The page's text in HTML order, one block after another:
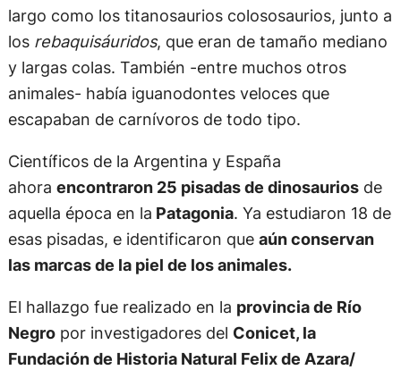
largo como los titanosaurios colososaurios, junto a
los rebaquisáuridos, que eran de tamaño mediano
y largas colas. También -entre muchos otros
animales- había iguanodontes veloces que
escapaban de carnívoros de todo tipo.
Científicos de la Argentina y España
ahora encontraron 25 pisadas de dinosauriosde
aquella época en la Patagonia. Ya estudiaron 18 de
esas pisadas, e identificaron que aún conservan
las marcas de la piel de los animales.
El hallazgo fue realizado en la provincia de Río
Negropor investigadores del Conicet, la
Fundación de Historia Natural Felix de Azara/